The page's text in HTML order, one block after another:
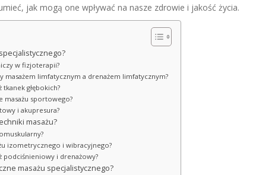
jak mogą one wpływać na nasze zdrowie i jakość życia.
w fizjoterapii?
masażem limfatycznym a drenażem limfatycznym?
tkanek głębokich?
masażu sportowego?
i akupresura?
masażu?
izometrycznego i wibracyjnego?
podciśnieniowy i drenażowy?
masażu specjalistycznego?